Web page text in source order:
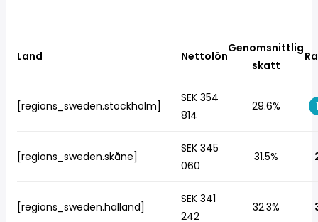
Land Nettolön
Genomsnittlig
skatt
[regions_sweden.stockholm]
SEK 354
814
29.6%
[regions_sweden.skåne]
SEK 345
060
31.5%
[regions_sweden.halland]
SEK 341
242
32.3%